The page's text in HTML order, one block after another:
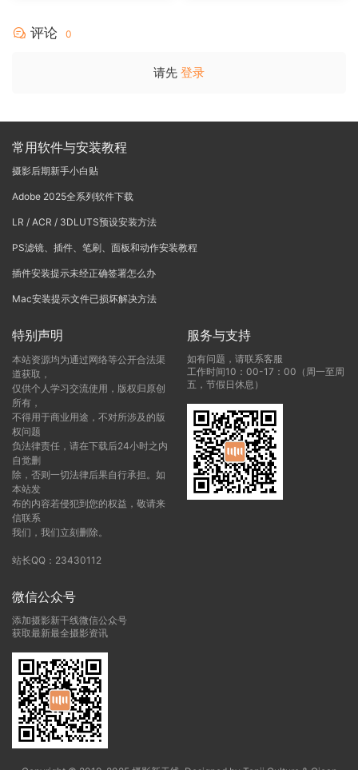
评论 0
请先 登录
常用软件与安装教程
摄影后期新手小白贴
Adobe 2025全系列软件下载
LR / ACR / 3DLUTS预设安装方法
PS滤镜、插件、笔刷、面板和动作安装教程
插件安装提示未经正确签署怎么办
Mac安装提示文件已损坏解决方法
特别声明
本站资源均为通过网络等公开合法渠
道获取，
仅供个人学习交流使用，版权归原创
所有，
不得用于商业用途，不对所涉及的版
权问题
负法律责任，请在下载后24小时之内
自觉删
除，否则一切法律后果自行承担。如
本站发
布的内容若侵犯到您的权益，敬请来
信联系
我们，我们立刻删除。
站长QQ：23430112
服务与支持
如有问题，请联系客服
工作时间10：00-17：00（周一至周
五，节假日休息）
微信公众号
添加摄影新干线微信公众号
获取最新最全摄影资讯